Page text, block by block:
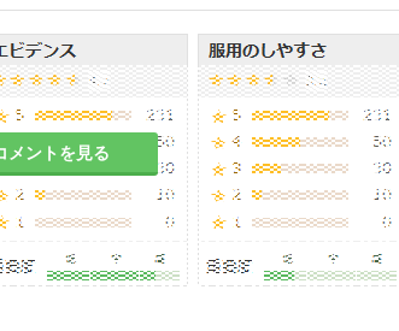
的手技を実施する患者に対しては、術前術
慮すること。［11.1.2参照］
で、本剤投与に際しては定期的に血液検査
投与中及び最終投与後1ヵ月間において避妊
説明すること
メントを見る